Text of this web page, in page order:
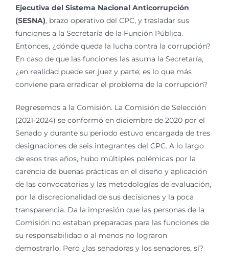
Ejecutiva del Sistema Nacional Anticorrupción
(SESNA), brazo operativo del CPC, y trasladar sus
funciones a la Secretaría de la Función Pública.
Entonces, ¿dónde queda la lucha contra la corrupción?
En caso de que las funciones las asuma la Secretaría,
¿en realidad puede ser juez y parte; es lo que más
conviene para erradicar el problema de la corrupción?
Regresemos a la Comisión. La Comisión de Selección
(2021-2024) se conformó en diciembre de 2020 por el
Senado y durante su periodo estuvo encargada de tres
designaciones de seis integrantes del CPC. A lo largo
de esos tres años, hubo múltiples polémicas por la
carencia de buenas prácticas en el diseño y aplicación
de las convocatorias y las metodologías de evaluación,
por la discrecionalidad de sus decisiones y la poca
transparencia. Da la impresión que las personas de la
Comisión no estaban preparadas para las funciones de
su responsabilidad o al menos no lograron
demostrarlo. Pero ¿las senadoras y los senadores, sí?